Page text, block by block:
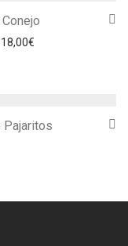
18,00€
Pajaritos